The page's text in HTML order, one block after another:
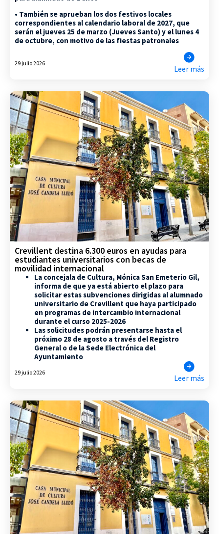
• También se aprueban los dos festivos locales
correspondientes al calendario laboral de 2027, que
serán el jueves 25 de marzo (Jueves Santo) y el lunes 4
de octubre, con motivo de las fiestas patronales
29 julio 2026
Leer más
Crevillent destina 6.300 euros en ayudas para
estudiantes universitarios con becas de
movilidad internacional
La concejala de Cultura, Mónica San Emeterio Gil,
informa de que ya está abierto el plazo para
solicitar estas subvenciones dirigidas al alumnado
universitario de Crevillent que haya participado
en programas de intercambio internacional
durante el curso 2025-2026
Las solicitudes podrán presentarse hasta el
próximo 28 de agosto a través del Registro
General o de la Sede Electrónica del
Ayuntamiento
29 julio 2026
Leer más